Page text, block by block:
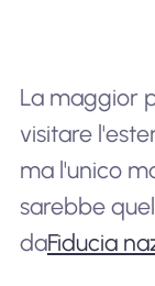
La maggior
visitare
ma l'unico
sarebbe
daFiducia